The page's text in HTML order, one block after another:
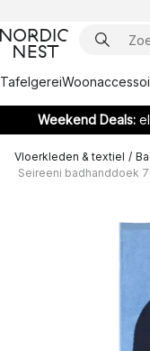
Tafelgerei
Weekend Deals:
Vloerkleden & textiel /
Seireeni badhanddoek